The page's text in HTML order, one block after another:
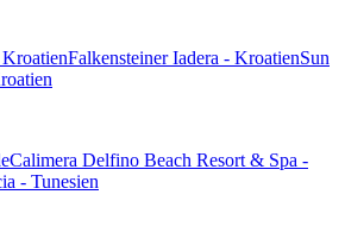
Falkensteiner Iadera - KroatienSun
Calimera Delfino Beach Resort & Spa -
- Tunesien